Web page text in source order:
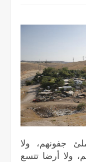
جفونهم، ولا
ولا أرضا تتسع